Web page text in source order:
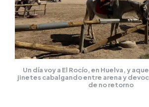
Un día voy a El Rocío, en Huelva, y
jinetes cabalgando entre arena y
de no retorno